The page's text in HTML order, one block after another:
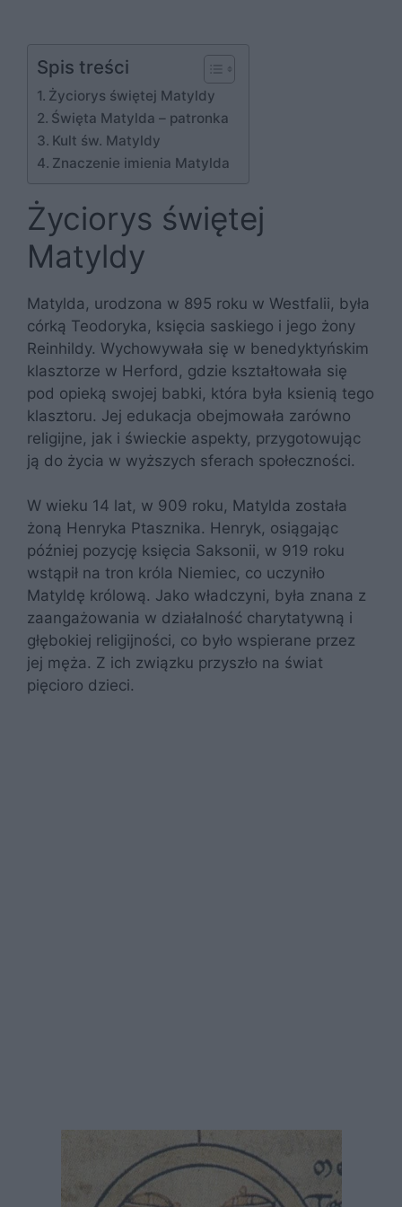
Spis treści
Życiorys świętej Matyldy
Święta Matylda – patronka
Kult św. Matyldy
Znaczenie imienia Matylda
Życiorys świętej
Matyldy
Matylda, urodzona w 895 roku w Westfalii, była
córką Teodoryka, księcia saskiego i jego żony
Reinhildy. Wychowywała się w benedyktyńskim
klasztorze w Herford, gdzie kształtowała się
pod opieką swojej babki, która była ksienią tego
klasztoru. Jej edukacja obejmowała zarówno
religijne, jak i świeckie aspekty, przygotowując
ją do życia w wyższych sferach społeczności.
W wieku 14 lat, w 909 roku, Matylda została
żoną Henryka Ptasznika. Henryk, osiągając
później pozycję księcia Saksonii, w 919 roku
wstąpił na tron króla Niemiec, co uczyniło
Matyldę królową. Jako władczyni, była znana z
zaangażowania w działalność charytatywną i
głębokiej religijności, co było wspierane przez
jej męża. Z ich związku przyszło na świat
pięcioro dzieci.